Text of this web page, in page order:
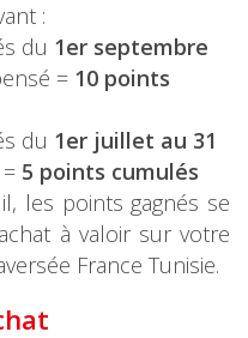
:
du 1er septembre
= 10 points
du 1er juillet au 31
5 points cumulés
les points gagnés se
à valoir sur votre
France Tunisie.